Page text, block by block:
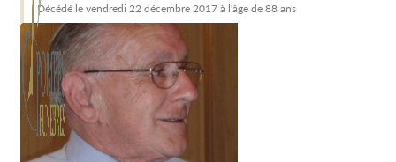
Décédé le vendredi 22 décembre 2017 à l'âge de 88 ans